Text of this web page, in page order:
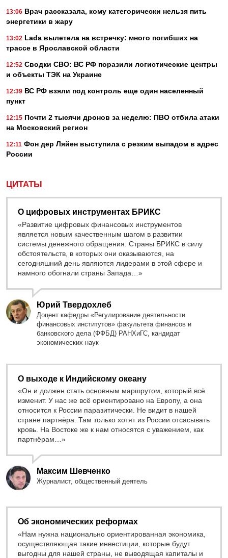
13:06 Врач рассказала, кому категорически нельзя пить
энергетики в жару
13:02 Lada вылетела на встречку: много погибших на
трассе в Ярославской области
12:52 Сводки СВО: ВС РФ поразили логистические центры
и объекты ТЭК на Украине
12:39 ВС РФ взяли под контроль еще один населенный
пункт
12:15 Почти 2 тысячи дронов за неделю: ПВО отбила атаки
на Московский регион
12:11 Фон дер Ляйен выступила с резким выпадом в адрес
России
ЦИТАТЫ
О цифровых инструментах БРИКС
«Развитие цифровых финансовых инструментов
является новым качественным шагом в развитии
системы денежного обращения. Страны БРИКС в силу
обстоятельств, в которых они оказываются, на
сегодняшний день являются лидерами в этой сфере и
намного обогнали страны Запада…»
Юрий Твердохлеб
Доцент кафедры «Регулирование деятельности
финансовых институтов» факультета финансов и
банковского дела (ФФБД) РАНХиГС, кандидат
экономических наук
О выходе к Индийскому океану
«Он и должен стать основным маршрутом, который всё
изменит. У нас же всё ориентировано на Европу, а она
относится к России паразитически. Не видит в нашей
стране партнёра. Там только хотят из России отсасывать
кровь. На Востоке же к нам относятся с уважением, как
партнёрам…»
Максим Шевченко
Журналист, общественный деятель
Об экономических реформах
«Нам нужна национально ориентированная экономика,
осуществляющая такие инвестиции, которые будут
выгодны для нашей страны, не выводящая капиталы и